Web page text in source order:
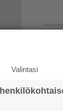
Valintasi